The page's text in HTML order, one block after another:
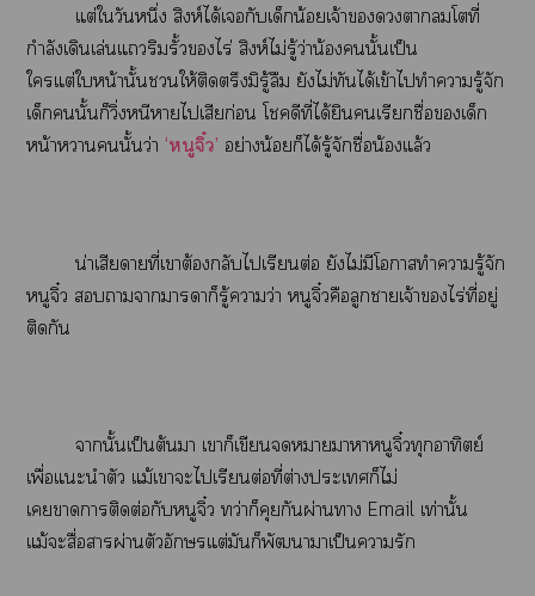
แต่ใวันหนึ่ง สิงห์ได้เกับเด็กน้อยเจ้าาโที่
กำลังเดินเล่นแริมรั้วไร่ สิงห์ไม่รู้ว่าน้นั้นเป็น
ใแต่ใหน้านั้นให้ติดตรึงมิรู้ลืม ยังไม่ทันได้เข้าไทำารู้จัก
เด็กนั้นก็วิ่งหนีาไเสียก่อน โดีที่ได้ยินเรียกชื่อเด็ก
หน้าานั้นว่า‘หนูจิ๋ว’ อย่างน้อยก็ได้รู้จักชื่อน้องแล้ว
น่าเสียดายที่เาต้องกลับไเรียนต่อ ยังไม่มีโาทำารู้จัก
หนูจิ๋ว าาาาก็รู้าว่า หนูจิ๋วคือลูกาเจ้าไร่ที่อยู่
ติดกัน
านั้นเป็นต้นา เาก็เขียนาาาหนูจิ๋วทุกอาทิตย์
เพื่อแะนำตัว แม้เาะไเรียนต่อที่ต่างะเก็ไม่
เาาติดต่อกับหนูจิ๋ว ทว่าก็คุยกันผ่านา Email เท่านั้น
แม้ะสื่อาผ่านตัวอักษรแต่มันก็พัฒนาาเป็นารัก